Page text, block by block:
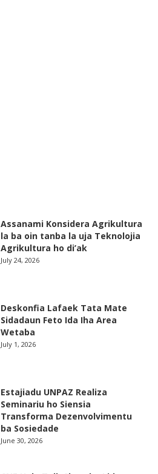
Assanami Konsidera Agrikultura
la ba oin tanba la uja Teknolojia
Agrikultura ho di’ak
July 24, 2026
Deskonfia Lafaek Tata Mate
Sidadaun Feto Ida Iha Area
Wetaba
July 1, 2026
Estajiadu UNPAZ Realiza
Seminariu ho Siensia
Transforma Dezenvolvimentu
ba Sosiedade
June 30, 2026